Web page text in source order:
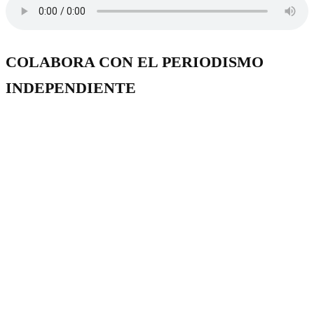
COLABORA CON EL PERIODISMO
INDEPENDIENTE